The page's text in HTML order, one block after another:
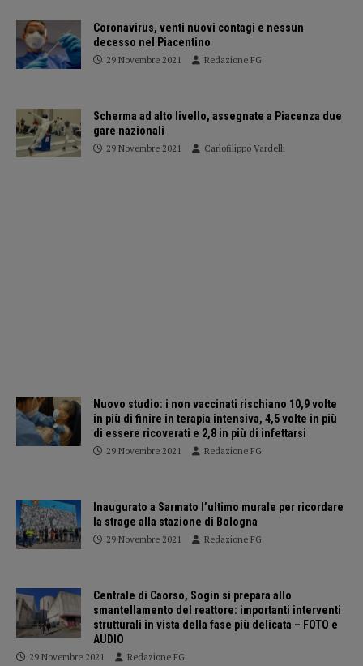
Coronavirus, venti nuovi contagi e nessun
decesso nel Piacentino
29 Novembre 2021 Redazione FG
Scherma ad alto livello, assegnate a Piacenza due
gare nazionali
29 Novembre 2021 Carlofilippo Vardelli
Nuovo studio: i non vaccinati rischiano 10,9 volte
in più di finire in terapia intensiva, 4,5 volte in più
di essere ricoverati e 2,8 in più di infettarsi
29 Novembre 2021 Redazione FG
Inaugurato a Sarmato l’ultimo murale per ricordare
la strage alla stazione di Bologna
29 Novembre 2021 Redazione FG
Centrale di Caorso, Sogin si prepara allo
smantellamento del reattore: importanti interventi
strutturali in vista della fase più delicata – FOTO e
AUDIO
29 Novembre 2021 Redazione FG